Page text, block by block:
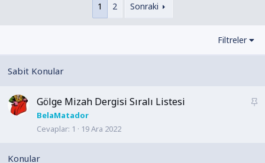
1 2 Sonraki
Filtreler
S
Gölge Mizah Dergisi Sıralı Listesi
BelaMatador
Cevaplar 1 19 Ara 2022